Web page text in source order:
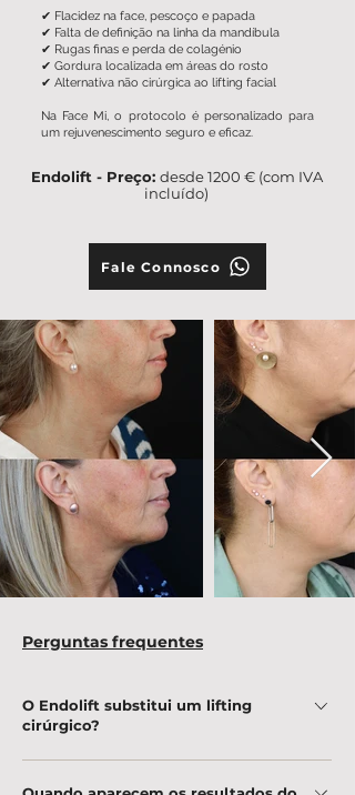
✔ Flacidez na face, pescoço e papada
✔ Falta de definição na linha da mandíbula
✔ Rugas finas e perda de colagénio
✔ Gordura localizada em áreas do rosto
✔ Alternativa não cirúrgica ao lifting facial
Na Face Mi, o protocolo é personalizado para
um rejuvenescimento seguro e eficaz.
Endolift - Preço: desde 1200 € (com IVA
incluído)
Fale Connosco
Perguntas frequentes
O Endolift substitui um lifting
cirúrgico?